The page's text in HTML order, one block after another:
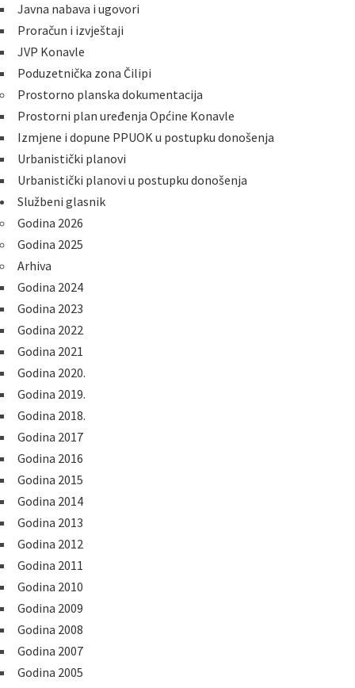
Javna nabava i ugovori
Proračun i izvještaji
JVP Konavle
Poduzetnička zona Čilipi
Prostorno planska dokumentacija
Prostorni plan uređenja Općine Konavle
Izmjene i dopune PPUOK u postupku donošenja
Urbanistički planovi
Urbanistički planovi u postupku donošenja
Službeni glasnik
Godina 2026
Godina 2025
Arhiva
Godina 2024
Godina 2023
Godina 2022
Godina 2021
Godina 2020.
Godina 2019.
Godina 2018.
Godina 2017
Godina 2016
Godina 2015
Godina 2014
Godina 2013
Godina 2012
Godina 2011
Godina 2010
Godina 2009
Godina 2008
Godina 2007
Godina 2005